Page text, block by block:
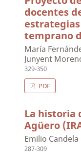
docentes
temprano
María
Junyent
329-350
PDF
La historia
Agüero
Emilio Candela
287-309